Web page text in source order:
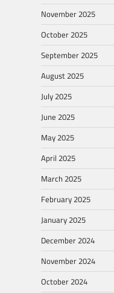
November 2025
October 2025
September 2025
August 2025
July 2025
June 2025
May 2025
April 2025
March 2025
February 2025
January 2025
December 2024
November 2024
October 2024